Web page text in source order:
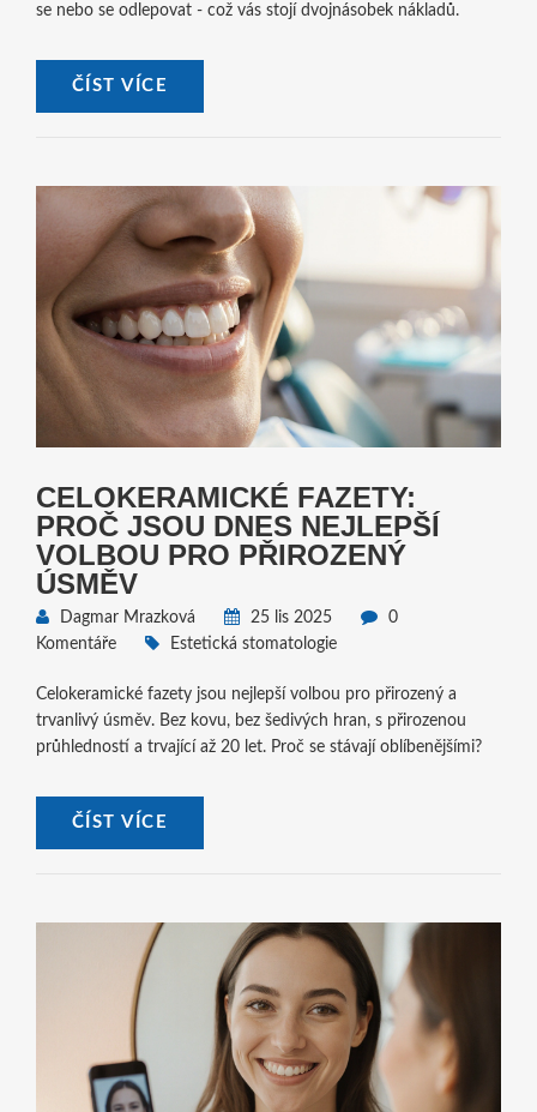
se nebo se odlepovat - což vás stojí dvojnásobek nákladů.
ČÍST VÍCE
CELOKERAMICKÉ FAZETY:
PROČ JSOU DNES NEJLEPŠÍ
VOLBOU PRO PŘIROZENÝ
ÚSMĚV
Dagmar Mrazková 25 lis 2025
0
Komentáře
Estetická stomatologie
Celokeramické fazety jsou nejlepší volbou pro přirozený a
trvanlivý úsměv. Bez kovu, bez šedivých hran, s přirozenou
průhledností a trvající až 20 let. Proč se stávají oblíbenějšími?
ČÍST VÍCE